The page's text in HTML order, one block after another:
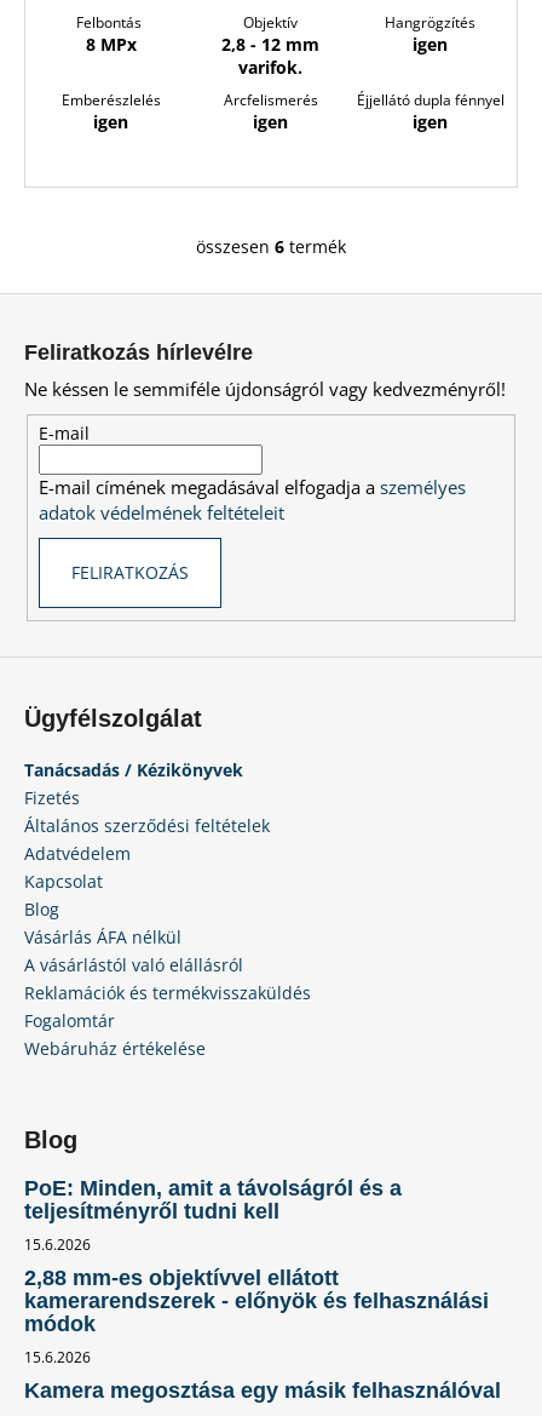
Felbontás
8 MPx
Objektív
2,8 - 12 mm
varifok.
Hangrögzítés
igen
Emberészlelés
igen
Arcfelismerés
igen
Éjjellátó dupla fénnyel
igen
L
i
r
y
í
l
összesen 6 termék
Feliratkozás hírlevélre
Ne késsen le semmiféle újdonságról vagy kedvezményről!
E-mail
E-mail címének megadásával elfogadja aszemélyes
adatok védelmének feltételeit
FELIRATKOZÁS
Ügyfélszolgálat
Tanácsadás / Kézikönyvek
Fizetés
Általános szerződési feltételek
Adatvédelem
Kapcsolat
Blog
Vásárlás ÁFA nélkül
A vásárlástól való elállásról
Reklamációk és termékvisszaküldés
Fogalomtár
Webáruház értékelése
Blog
PoE: Minden, amit a távolságról és a
teljesítményről tudni kell
15.6.2026
2,88 mm-es objektívvel ellátott
kamerarendszerek - előnyök és felhasználási
módok
15.6.2026
Kamera megosztása egy másik felhasználóval